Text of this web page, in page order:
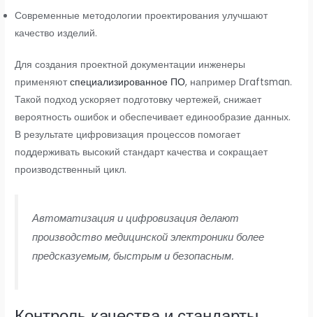
Современные методологии проектирования улучшают
качество изделий.
Для создания проектной документации инженеры
применяютспециализированное ПО, например Draftsman.
Такой подход ускоряет подготовку чертежей, снижает
вероятность ошибок и обеспечивает единообразие данных.
В результате цифровизация процессов помогает
поддерживать высокий стандарт качества и сокращает
производственный цикл.
Автоматизация и цифровизация делают
производство медицинской электроники более
предсказуемым, быстрым и безопасным.